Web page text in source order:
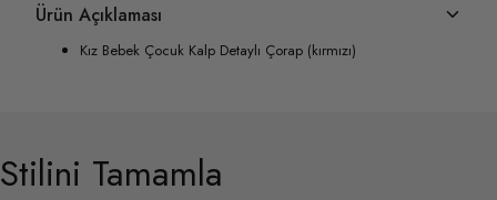
Ürün Açıklaması
Kız Bebek Çocuk Kalp Detaylı Çorap (kırmızı)
Stilini Tamamla